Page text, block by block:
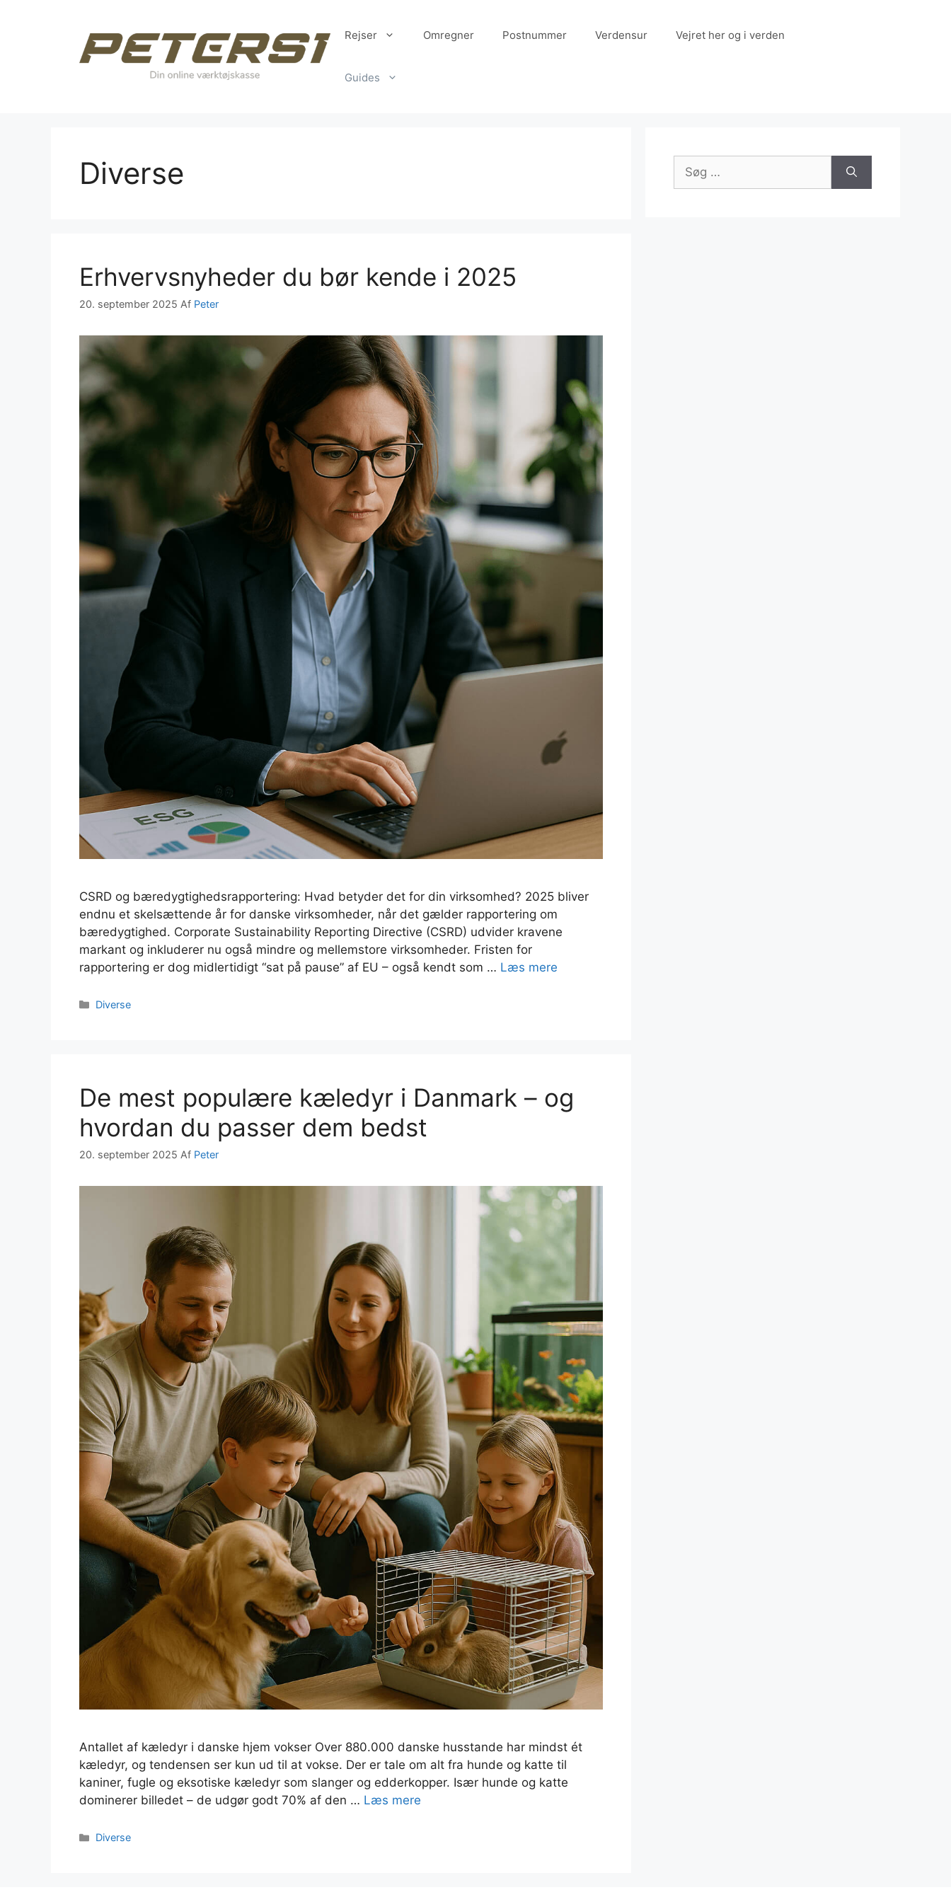
Rejser Omregner Postnummer Verdensur Vejret her og i verden
Guides
Diverse
Erhvervsnyheder du bør kende i 2025
20. september 2025 Af Peter
CSRD og bæredygtighedsrapportering: Hvad betyder det for din virksomhed? 2025 bliver
endnu et skelsættende år for danske virksomheder, når det gælder rapportering om
bæredygtighed. Corporate Sustainability Reporting Directive (CSRD) udvider kravene
markant og inkluderer nu også mindre og mellemstore virksomheder. Fristen for
rapportering er dog midlertidigt “sat på pause” af EU – også kendt som … Læs mere
Kategorier
Diverse
De mest populære kæledyr i Danmark – og
hvordan du passer dem bedst
20. september 2025 Af Peter
Antallet af kæledyr i danske hjem vokser Over 880.000 danske husstande har mindst ét
kæledyr, og tendensen ser kun ud til at vokse. Der er tale om alt fra hunde og katte til
kaniner, fugle og eksotiske kæledyr som slanger og edderkopper. Især hunde og katte
dominerer billedet – de udgør godt 70% af den … Læs mere
Kategorier
Diverse
Søg
efter: